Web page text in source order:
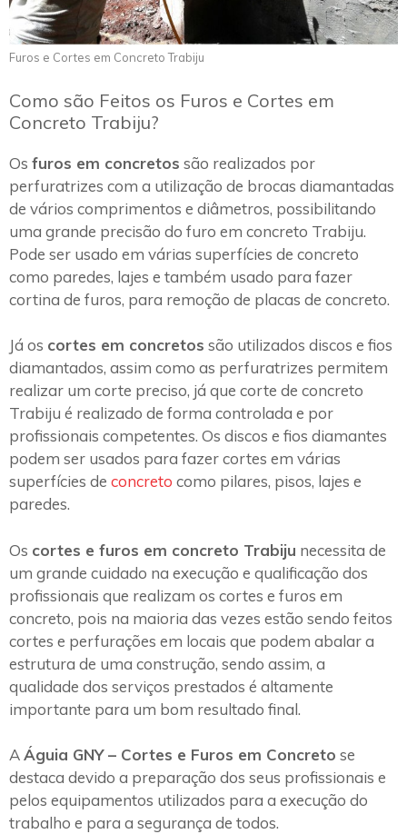
Furos e Cortes em Concreto Trabiju
Como são Feitos os Furos e Cortes em
Concreto Trabiju?
Os furos em concretos são realizados por
perfuratrizes com a utilização de brocas diamantadas
de vários comprimentos e diâmetros, possibilitando
uma grande precisão do furo em concreto Trabiju.
Pode ser usado em várias superfícies de concreto
como paredes, lajes e também usado para fazer
cortina de furos, para remoção de placas de concreto.
Já os cortes em concretos são utilizados discos e fios
diamantados, assim como as perfuratrizes permitem
realizar um corte preciso, já que corte de concreto
Trabiju é realizado de forma controlada e por
profissionais competentes. Os discos e fios diamantes
podem ser usados para fazer cortes em várias
superfícies de concreto como pilares, pisos, lajes e
paredes.
Os cortes e furos em concreto Trabiju necessita de
um grande cuidado na execução e qualificação dos
profissionais que realizam os cortes e furos em
concreto, pois na maioria das vezes estão sendo feitos
cortes e perfurações em locais que podem abalar a
estrutura de uma construção, sendo assim, a
qualidade dos serviços prestados é altamente
importante para um bom resultado final.
AÁguia GNY – Cortes e Furos em Concreto se
destaca devido a preparação dos seus profissionais e
pelos equipamentos utilizados para a execução do
trabalho e para a segurança de todos.